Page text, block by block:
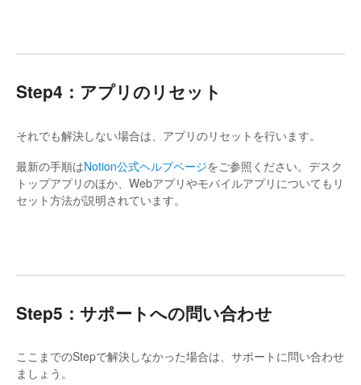
Step4：アプリのリセット
それでも解決しない場合は、アプリのリセットを行います。
最新の手順はNotion公式ヘルプページをご参照ください。デスク
トップアプリのほか、Webアプリやモバイルアプリについてもリ
セット方法が説明されています。
Step5：サポートへの問い合わせ
ここまでのStepで解決しなかった場合は、サポートに問い合わせ
ましょう。